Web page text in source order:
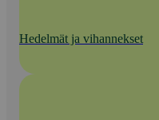
Hedelmät ja vihannekset